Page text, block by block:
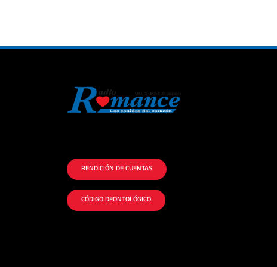
RENDICIÓN DE CUENTAS
CÓDIGO DEONTOLÓGICO